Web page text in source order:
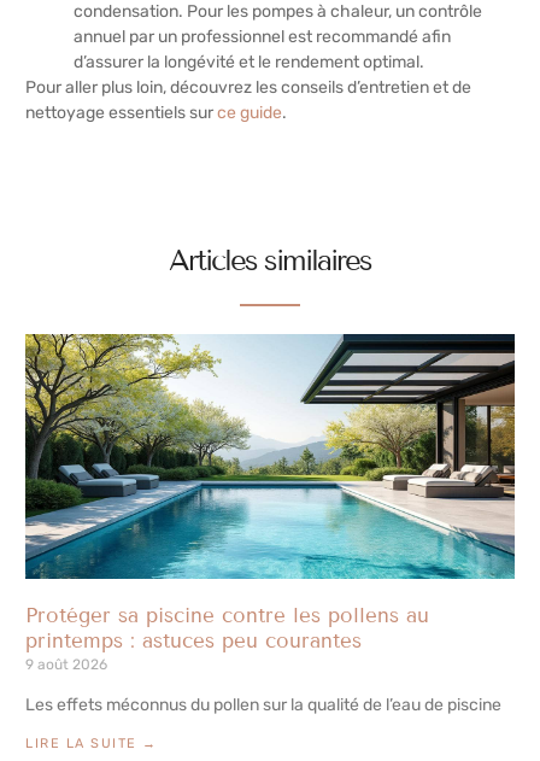
condensation. Pour les pompes à chaleur, un contrôle
annuel par un professionnel est recommandé afin
d’assurer la longévité et le rendement optimal.
Pour aller plus loin, découvrez les conseils d’entretien et de
nettoyage essentiels surce guide.
Articles similaires
Protéger sa piscine contre les pollens au
printemps : astuces peu courantes
9 août 2026
Les effets méconnus du pollen sur la qualité de l’eau de piscine
LIRE LA SUITE →